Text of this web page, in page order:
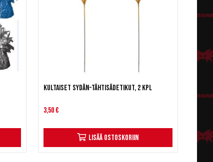
Kultaiset sydän-tähtisädetikut, 2 kpl
3,50 €
Lisää ostoskoriin